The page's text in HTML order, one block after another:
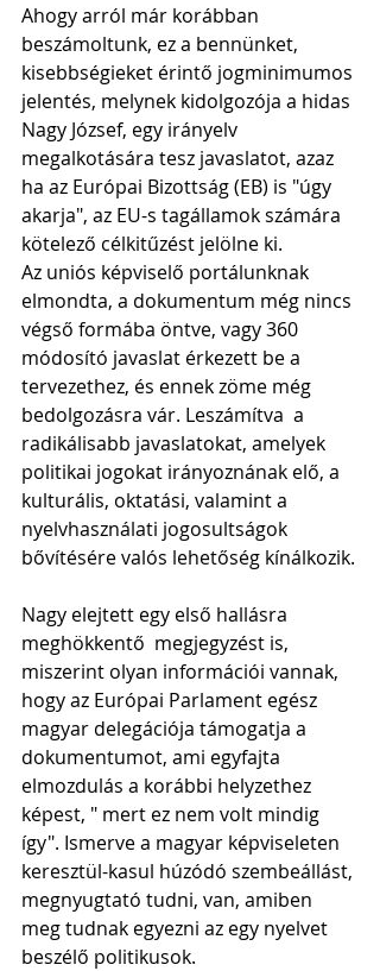
Ahogy arról már korábban
beszámoltunk, ez a bennünket,
kisebbségieket érintő jogminimumos
jelentés, melynek kidolgozója a hidas
Nagy József, egy irányelv
megalkotására tesz javaslatot, azaz
ha az Európai Bizottság (EB) is "úgy
akarja", az EU-s tagállamok számára
kötelező célkitűzést jelölne ki.
Az uniós képviselő portálunknak
elmondta, a dokumentum még nincs
végső formába öntve, vagy 360
módosító javaslat érkezett be a
tervezethez, és ennek zöme még
bedolgozásra vár. Leszámítva  a
radikálisabb javaslatokat, amelyek
politikai jogokat irányoznának elő, a
kulturális, oktatási, valamint a
nyelvhasználati jogosultságok
bővítésére valós lehetőség kínálkozik.
Nagy elejtett egy első hallásra
meghökkentő  megjegyzést is,
miszerint olyan információi vannak,
hogy az Európai Parlament egész
magyar delegációja támogatja a
dokumentumot, ami egyfajta
elmozdulás a korábbi helyzethez
képest, " mert ez nem volt mindig
így". Ismerve a magyar képviseleten
keresztül-kasul húzódó szembeállást,
megnyugtató tudni, van, amiben
meg tudnak egyezni az egy nyelvet
beszélő politikusok.